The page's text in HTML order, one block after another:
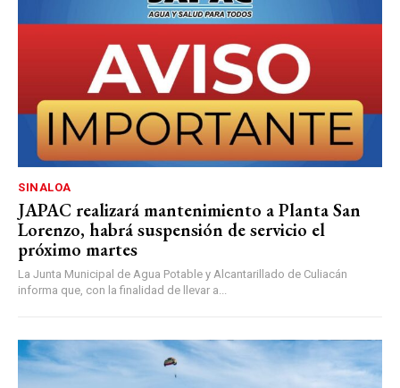
SINALOA
JAPAC realizará mantenimiento a Planta San
Lorenzo, habrá suspensión de servicio el
próximo martes
La Junta Municipal de Agua Potable y Alcantarillado de Culiacán
informa que, con la finalidad de llevar a...